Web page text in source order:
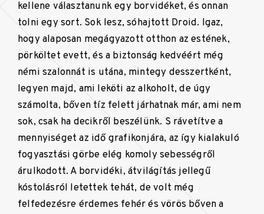
kellene választanunk egy borvidéket, és onnan
tolni egy sort. Sok lesz, sóhajtott Droid. Igaz,
hogy alaposan megágyazott otthon az estének,
pörköltet evett, és a biztonság kedvéért még
némi szalonnát is utána, mintegy desszertként,
legyen majd, ami leköti az alkoholt, de úgy
számolta, bőven tíz felett járhatnak már, ami nem
sok, csak ha decikről beszélünk. S rávetítve a
mennyiséget az idő grafikonjára, az így kialakuló
fogyasztási görbe elég komoly sebességről
árulkodott. A borvidéki, átvilágítás jellegű
kóstolásról letettek tehát, de volt még
felfedezésre érdemes fehér és vörös bőven a